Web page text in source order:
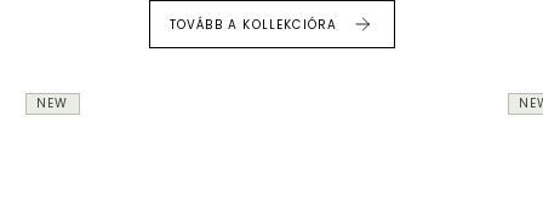
TOVÁBB A KOLLEKCIÓRA
NEW